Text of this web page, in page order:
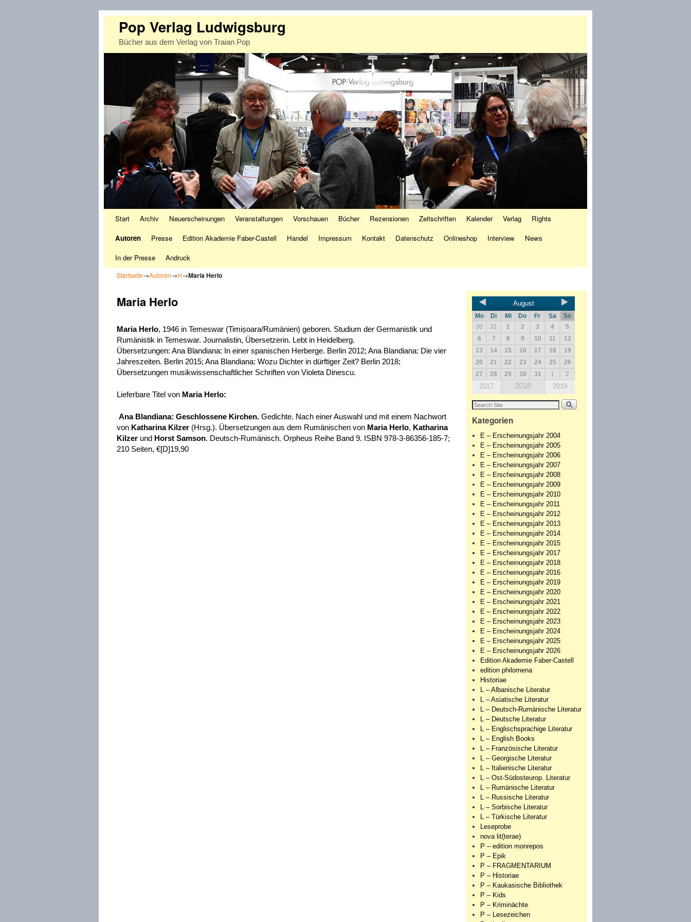
Pop Verlag Ludwigsburg
Bücher aus dem Verlag von Traian Pop
Start Archiv Neuerscheinungen Veranstaltungen Vorschauen Bücher Rezensionen Zeitschriften Kalender Verlag
Rights
Autoren
Presse Edition Akademie Faber-Castell Handel Impressum Kontakt Datenschutz Onlineshop Interview
News
In der Presse
Andruck
Startseite→Autoren→H→Maria Herlo
Maria Herlo
Maria Herlo, 1946 in Temeswar (Timișoara/Rumänien) geboren. Studium der Germanistik und
Rumänistik in Temeswar. Journalistin, Übersetzerin. Lebt in Heidelberg.
Übersetzungen: Ana Blandiana: In einer spanischen Herberge. Berlin 2012; Ana Blandiana: Die vier
Jahreszeiten. Berlin 2015; Ana Blandiana: Wozu Dichter in dürftiger Zeit? Berlin 2018;
Übersetzungen musikwissenschaftlicher Schriften von Violeta Dinescu.
Lieferbare Titel von Maria Herlo:
Ana Blandiana: Geschlossene Kirchen. Gedichte. Nach einer Auswahl und mit einem Nachwort
von Katharina Kilzer (Hrsg.). Übersetzungen aus dem Rumänischen von Maria Herlo, Katharina
Kilzer und Horst Samson. Deutsch-Rumänisch. Orpheus Reihe Band 9. ISBN 978-3-86356-185-7;
210 Seiten, €[D]19,90
August
Mo Di Mi Do Fr Sa
So
30
31 1 2 3 4
5
6
7 8 9 10 11
12
13
14 15 16 17 18
19
20
21 22 23 24 25
26
27
28 29 30 31 1 2
2017 2018 2019
Kategorien
E – Erscheinungsjahr 2004
E – Erscheinungsjahr 2005
E – Erscheinungsjahr 2006
E – Erscheinungsjahr 2007
E – Erscheinungsjahr 2008
E – Erscheinungsjahr 2009
E – Erscheinungsjahr 2010
E – Erscheinungsjahr 2011
E – Erscheinungsjahr 2012
E – Erscheinungsjahr 2013
E – Erscheinungsjahr 2014
E – Erscheinungsjahr 2015
E – Erscheinungsjahr 2017
E – Erscheinungsjahr 2018
E – Erscheinungsjahr 2016
E – Erscheinungsjahr 2019
E – Erscheinungsjahr 2020
E – Erscheinungsjahr 2021
E – Erscheinungsjahr 2022
E – Erscheinungsjahr 2023
E – Erscheinungsjahr 2024
E – Erscheinungsjahr 2025
E – Erscheinungsjahr 2026
Edition Akademie Faber-Castell
edition philomena
Historiae
L – Albanische Literatur
L – Asiatische Literatur
L – Deutsch-Rumänische Literatur
L – Deutsche Literatur
L – Englischsprachige Literatur
L – English Books
L – Französische Literatur
L – Georgische Literatur
L – Italienische Literatur
L – Ost-Südosteurop. Literatur
L – Rumänische Literatur
L – Russische Literatur
L – Sorbische Literatur
L – Türkische Literatur
Leseprobe
nova lit(terae)
P – edition monrepos
P – Epik
P – FRAGMENTARIUM
P – Historiae
P – Kaukasische Bibliothek
P – Kids
P – Kriminächte
P – Lesezeichen